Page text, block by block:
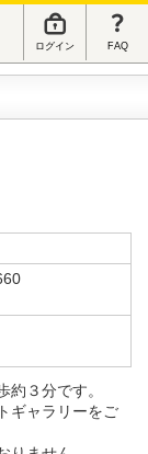
ログイン FAQ
約３分です。
ギャラリーをご